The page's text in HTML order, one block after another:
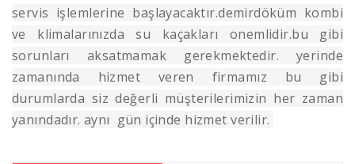
servis işlemlerine başlayacaktır.demirdöküm kombi
ve klimalarınızda su kaçakları onemlidir.bu gibi
sorunları aksatmamak gerekmektedir. yerinde
zamanında hizmet veren firmamız bu gibi
durumlarda siz değerli müşterilerimizin her zaman
yanındadır. aynı gün içinde hizmet verilir.